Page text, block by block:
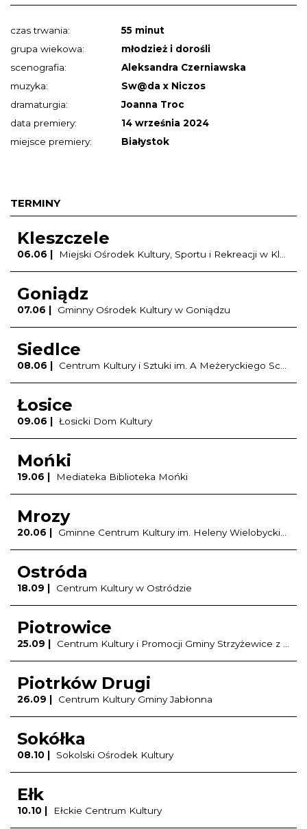
czas trwania:
55 minut
grupa wiekowa:
młodzież i dorośli
scenografia:
Aleksandra Czerniawska
muzyka:
Sw@da x Niczos
dramaturgia:
Joanna Troc
data premiery:
14 września 2024
miejsce premiery:
Białystok
TERMINY
Kleszczele
06.06 | Miejski Ośrodek Kultury, Sportu i Rekreacji w Kleszczelach
Goniądz
07.06 | Gminny Ośrodek Kultury w Goniądzu
Siedlce
08.06 | Centrum Kultury i Sztuki im. A Meżeryckiego Scena Teatralna Miasta Siedlce
Łosice
09.06 | Łosicki Dom Kultury
Mońki
19.06 | Mediateka Biblioteka Mońki
Mrozy
20.06 | Gminne Centrum Kultury im. Heleny Wielobyckiej w Mrozach
Ostróda
18.09 | Centrum Kultury w Ostródzie
Piotrowice
25.09 | Centrum Kultury i Promocji Gminy Strzyżewice z siedzibą w Piotrowicach
Piotrków Drugi
26.09 | Centrum Kultury Gminy Jabłonna
Sokółka
08.10 | Sokolski Ośrodek Kultury
Ełk
10.10 | Ełckie Centrum Kultury